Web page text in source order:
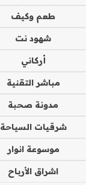
طعم وكيف
شهود نت
أركاني
مباشر التقنية
مدونة صحبة
شرقيات السياحة
موسوعة انوار
اشراق الأرباح